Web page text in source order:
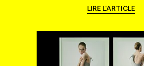
LIRE L'ARTICLE